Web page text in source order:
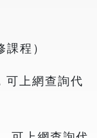
程）
可上網查詢代